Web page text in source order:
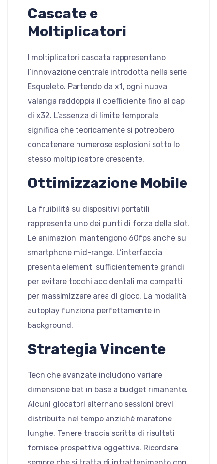
Cascate e
Moltiplicatori
I moltiplicatori cascata rappresentano
l’innovazione centrale introdotta nella serie
Esqueleto. Partendo da x1, ogni nuova
valanga raddoppia il coefficiente fino al cap
di x32. L’assenza di limite temporale
significa che teoricamente si potrebbero
concatenare numerose esplosioni sotto lo
stesso moltiplicatore crescente.
Ottimizzazione Mobile
La fruibilità su dispositivi portatili
rappresenta uno dei punti di forza della slot.
Le animazioni mantengono 60fps anche su
smartphone mid-range. L’interfaccia
presenta elementi sufficientemente grandi
per evitare tocchi accidentali ma compatti
per massimizzare area di gioco. La modalità
autoplay funziona perfettamente in
background.
Strategia Vincente
Tecniche avanzate includono variare
dimensione bet in base a budget rimanente.
Alcuni giocatori alternano sessioni brevi
distribuite nel tempo anziché maratone
lunghe. Tenere traccia scritta di risultati
fornisce prospettiva oggettiva. Ricordare